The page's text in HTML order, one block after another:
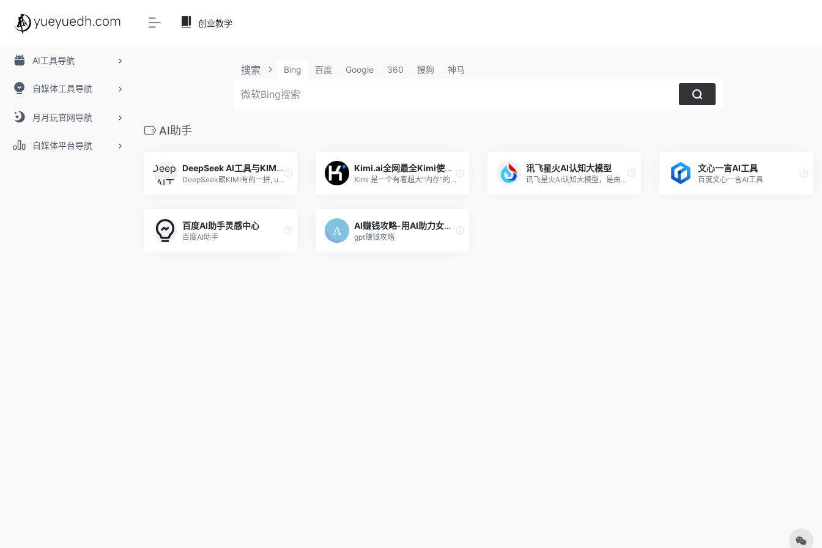
AI工具导航
自媒体工具导航
月月玩官网导航
自媒体平台导航
创业教学
搜索 Bing 百度 Google 360 搜狗 神马
AI助手
DeepSeek AI工具与KIMI的优缺点对比
DeepSeek跟KIMI有的一拼, unravel the mystery of AGI with curiosity. Answer the essential question with long-termism.
Kimi.ai全网最全Kimi使用指南，一文看懂Kimi效率提升80%！
Kimi 是一个有着超大“内存”的智能助手，可以一口气读完二十万字的小说，还会上网冲浪，快来跟他聊聊吧 | Kimi.ai - Moonshot AI 出品的智能助手
讯飞星火AI认知大模型
讯飞星火AI认知大模型，是由科大讯飞推出的新一代认知智能大模型，拥有跨领域的知识和语言理解能力，能够基于自然对话方式理解与执行任务，提供语言理解、知识问答、逻辑推理、数学题解答、代码理解与编写等多种能力。
文心一言AI工具
百度文心一言AI工具
百度AI助手灵感中心
百度AI助手
AI赚钱攻略-用AI助力女性经济独立的商业平台-新时代新模式新玩法-优质项目无限商机
gpt赚钱攻略